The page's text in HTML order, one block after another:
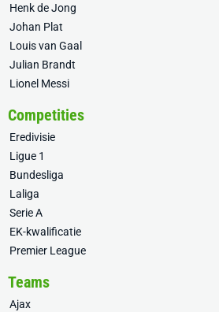
Henk de Jong
Johan Plat
Louis van Gaal
Julian Brandt
Lionel Messi
Competities
Eredivisie
Ligue 1
Bundesliga
Laliga
Serie A
EK-kwalificatie
Premier League
Teams
Ajax